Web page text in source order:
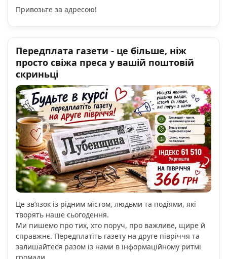
Привозьте за адресою!
Передплата газети - це більше, ніж
просто свіжа преса у вашій поштовій
скриньці
Це зв’язок із рідним містом, людьми та подіями, які
творять наше сьогодення.
Ми пишемо про тих, хто поруч, про важливе, щире й
справжнє. Передплатіть газету на друге півріччя та
залишайтеся разом із нами в інформаційному ритмі
громади.